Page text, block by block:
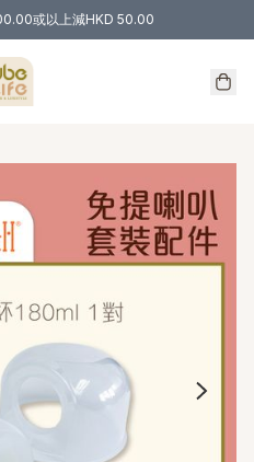
或以上減HKD 50.00
用於 特定的送貨方式 )